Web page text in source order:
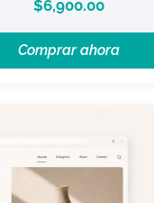
$6,900.00
Comprar ahora